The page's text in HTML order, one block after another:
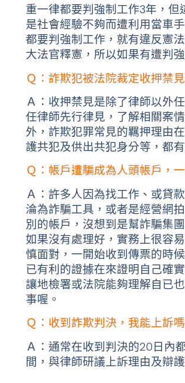
重一律都要判強制工作3年，
是社會經驗不夠而遭利用當車
都要判強制工作，就有違反憲
大法官釋憲，所以如果有遭判
Ｑ：詐欺犯被法院裁定收押禁
Ａ：收押禁見是除了律師以外
任律師先行律見，了解相關案
外，詐欺犯罪常見的羈押理由
護共犯及供出共犯身分等，都
Ｑ：帳戶遭騙成為人頭帳戶，
Ａ：許多人因為找工作、或貸
淪為詐騙工具，或者是經營網
別的帳戶，沒想到是幫詐騙集
如果沒有處理好，實務上很容
慎面對，一開始收到傳票的時
已有利的證據在來證明自己確
讓地檢署或法院能夠理解自已
事喔。
Ｑ：收到詐欺判決，我能上訴
Ａ：通常在收到判決的20日內
間，與律師研議上訴理由及辯